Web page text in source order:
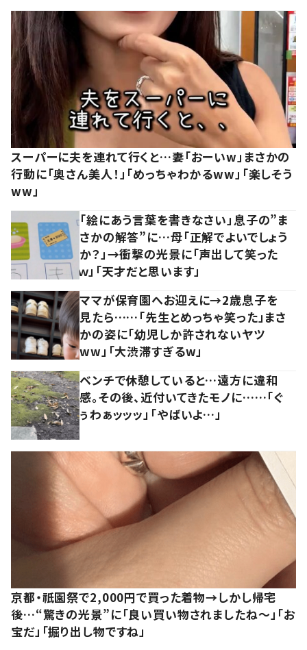
スーパーに夫を連れて行くと…妻「おーいw」まさかの
行動に「奥さん美人！」「めっちゃわかるww」「楽しそう
ww」
「絵にあう言葉を書きなさい」息子の”ま
さかの解答”に…母「正解でよいでしょう
か？」→衝撃の光景に「声出して笑った
ｗ」「天才だと思います」
ママが保育園へお迎えに→2歳息子を
見たら……「先生とめっちゃ笑った」まさ
かの姿に「幼児しか許されないヤツ
ww」「大渋滞すぎるw」
ベンチで休憩していると…遠方に違和
感。その後、近付いてきたモノに……「ぐ
ぅわぁッッッ」「やばいよ…」
京都・祇園祭で2,000円で買った着物→しかし帰宅
後…“驚きの光景”に「良い買い物されましたね～」「お
宝だ」「掘り出し物ですね」